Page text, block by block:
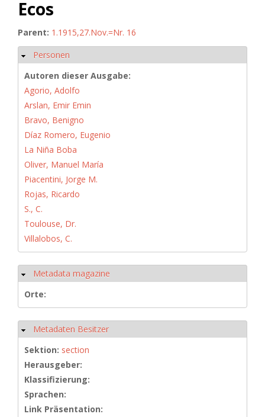
Ecos
Parent: 1.1915,27.Nov.=Nr. 16
Ausblenden
Personen
Autoren dieser Ausgabe:
Agorio, Adolfo
Arslan, Emir Emin
Bravo, Benigno
Díaz Romero, Eugenio
La Niña Boba
Oliver, Manuel María
Piacentini, Jorge M.
Rojas, Ricardo
S., C.
Toulouse, Dr.
Villalobos, C.
Ausblenden
Metadata magazine
Orte:
Ausblenden
Metadaten Besitzer
Sektion: section
Herausgeber:
Klassifizierung:
Sprachen:
Link Präsentation: